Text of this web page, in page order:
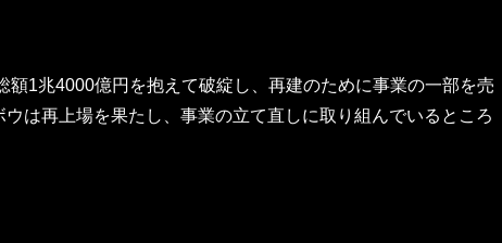
1兆4000億円を抱えて破綻し、再建のために事業の一部を売
は再上場を果たし、事業の立て直しに取り組んでいるところ